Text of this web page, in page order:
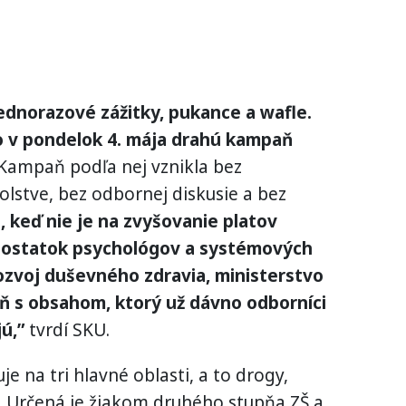
zážitky, pukance a wafle.
pondelok 4. mája drahú kampaň
podľa nej vznikla bez
bez odbornej diskusie a bez
keď nie je na zvyšovanie platov
psychológov a systémových
duševného zdravia, ministerstvo
s obsahom, ktorý už dávno odborníci
tvrdí SKU.
na tri hlavné oblasti, a to drogy,